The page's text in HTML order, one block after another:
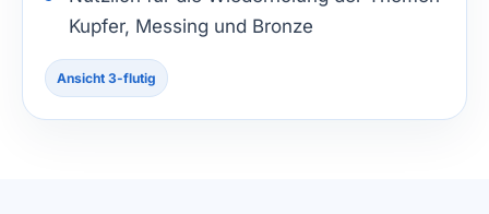
Kupfer, Messing und Bronze
Ansicht 3-flutig